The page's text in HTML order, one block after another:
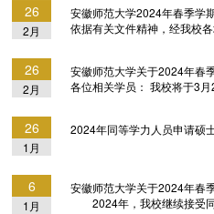
硕士学位管理工作信息平台
2024年4月
26
2月
安徽师范大学2024年春季学
依据有关文件精神，经我校
继续教育学院联系。联系人
醒】2024年3月2 -3日
26
2月
各位相关学员： 我校将于3
同等学力人员申请硕士学位
26
1月
6
1月
2024年，我校继续接受同